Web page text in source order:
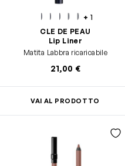
+ 1
CLE DE PEAU
Lip Liner
Matita Labbra ricaricabile
21,00 €
VAI AL PRODOTTO